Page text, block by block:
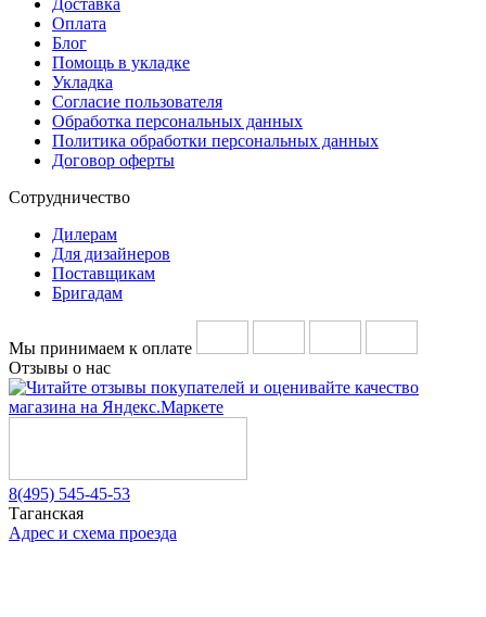
Доставка
Оплата
Блог
Помощь в укладке
Укладка
Согласие пользователя
Обработка персональных данных
Политика обработки персональных данных
Договор оферты
Сотрудничество
Дилерам
Для дизайнеров
Поставщикам
Бригадам
Мы принимаем к оплате
Отзывы о нас
8(495) 545-45-53
Таганская
Адрес и схема проезда